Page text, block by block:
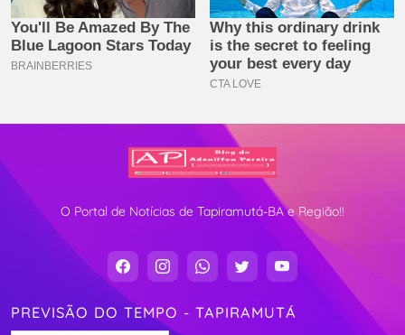
O Portal de Notícias de Tapiramutá-BA e Região!!
PREVISÃO DO TEMPO - TAPIRAMUTÁ